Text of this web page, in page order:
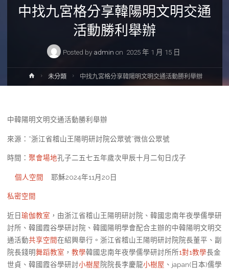
中找九宮格分享韓陽明文明交通
活動勝利舉辦
Posted by admin on 2025 年 1 月 15 日
Home未分類 中找九宮格分享韓陽明文明交通活動勝利舉辦
中韓陽明文明交通活動勝利舉辦
來源：“浙江省稽山王陽明研討院公眾號”微信公眾號
時間： 聚會場地孔子二五七五年歲次甲辰十月二旬日戊子
個人空間 耶穌2024年11月20日
私密空間
近日瑜伽教室 ，由浙江省稽山王陽明研討院、韓國忠南年夜學儒學研
討所、韓國霞谷學研討院、韓國陽明學會配合主辦的中韓陽明文明交
通活動共享空間在紹興舉行。浙江省稽山王陽明研討院院長董平、副
院長錢明舞蹈教室 ， 教學韓國忠南年夜學儒學研討所所1對1教學長金
世貞、韓國霞谷學研討小樹屋院院長李慶龍小樹屋 、japan(日本)儒學